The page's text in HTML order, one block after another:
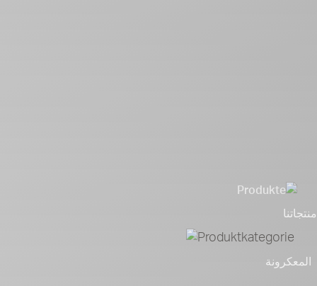
منتجاتنا
المعكرونة